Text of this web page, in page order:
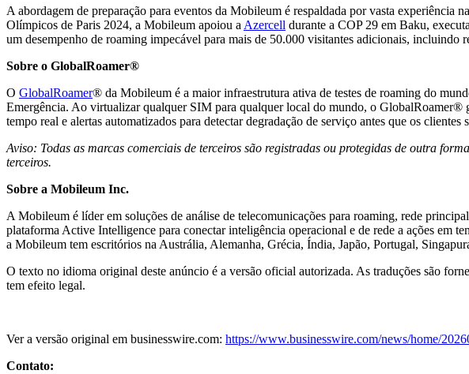
A abordagem de preparação para eventos da Mobileum é respaldada por vasta
Olímpicos de Paris 2024, a Mobileum apoiou a Azercell durante a COP 29 em Baku,
um desempenho de roaming impecável para mais de 50.000 visitantes adicionais, incluindo
Sobre o GlobalRoamer®
O GlobalRoamer® da Mobileum é a maior infraestrutura ativa de testes de roaming do
Emergência. Ao virtualizar qualquer SIM para qualquer local do mundo, o GlobalRoamer®
tempo real e alertas automatizados para detectar degradação de serviço antes que os clientes
Aviso: Todas as marcas comerciais de terceiros são registradas ou protegidas de outra
terceiros.
Sobre a Mobileum Inc.
A Mobileum é líder em soluções de análise de telecomunicações para roaming, rede
plataforma Active Intelligence para conectar inteligência operacional e de rede a ações em
a Mobileum tem escritórios na Austrália, Alemanha, Grécia, Índia, Japão, Portugal,
O texto no idioma original deste anúncio é a versão oficial autorizada. As traduções são
tem efeito legal.
Ver a versão original em businesswire.com: https://www.businesswire.com/news/home/
Contato: